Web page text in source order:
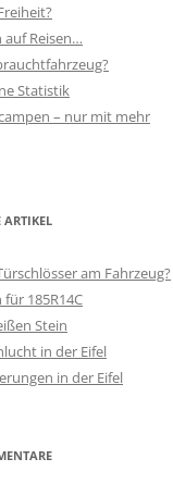
auf Reisen…
Statistik
– nur mit mehr
ARTIKEL
am Fahrzeug?
185R14C
Stein
in der Eifel
in der Eifel